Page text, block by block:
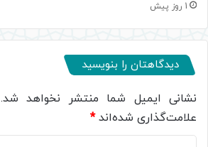
1 روز پیش
دیدگاهتان را بنویسید
نشانی ایمیل شما منتشر نخواهد شد.
علامت‌گذاری شده‌اند*